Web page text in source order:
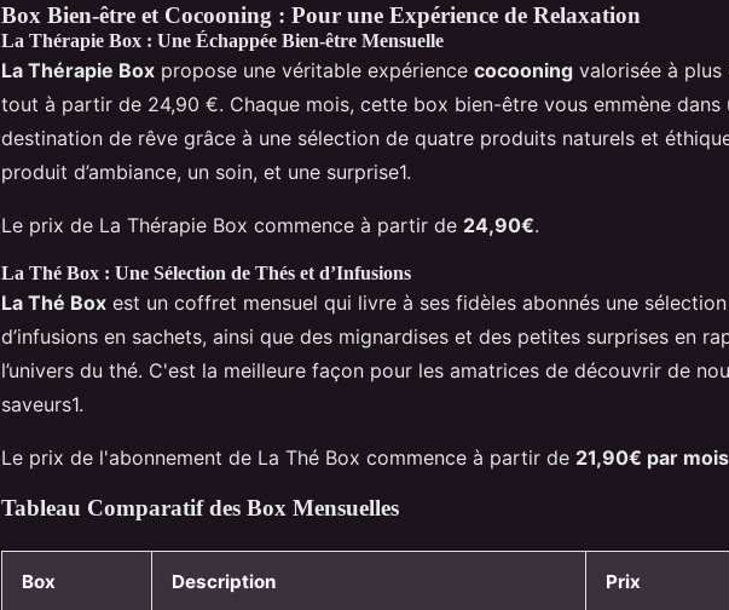
Box Bien-être et Cocooning : Pour une Expérience de Relaxation
La Thérapie Box : Une Échappée Bien-être Mensuelle
La Thérapie Box propose une véritable expérience cocooning valorisée à
tout à partir de 24,90 €. Chaque mois, cette box bien-être vous emmène dans
destination de rêve grâce à une sélection de quatre produits naturels et
produit d’ambiance, un soin, et une surprise1.
Le prix de La Thérapie Box commence à partir de 24,90€.
La Thé Box : Une Sélection de Thés et d’Infusions
La Thé Box est un coffret mensuel qui livre à ses fidèles abonnés une
d’infusions en sachets, ainsi que des mignardises et des petites surprises en
l’univers du thé. C'est la meilleure façon pour les amatrices de découvrir de
saveurs1.
Le prix de l'abonnement de La Thé Box commence à partir de 21,90€ par mois
Tableau Comparatif des Box Mensuelles
Box Description Prix